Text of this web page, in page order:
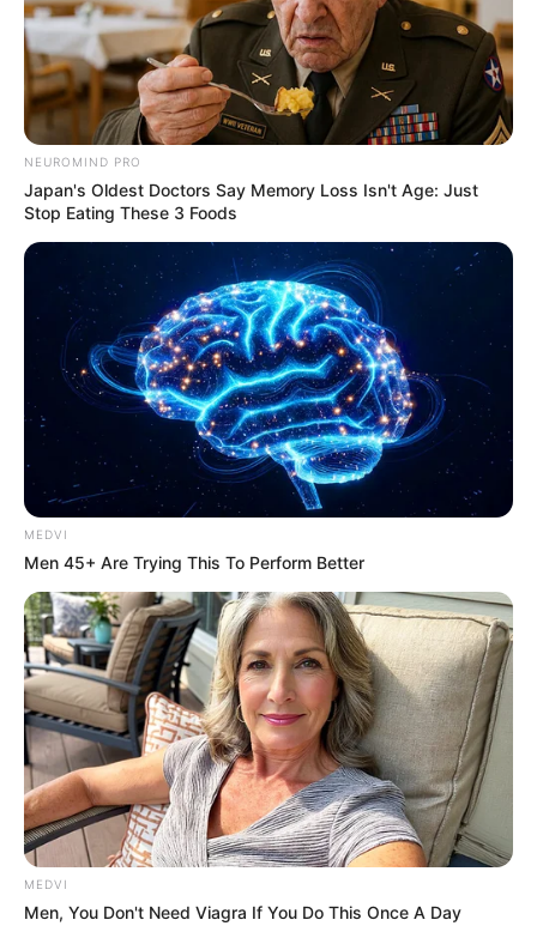
NEUROMIND PRO
Japan's Oldest Doctors Say Memory Loss Isn't Age: Just
Stop Eating These 3 Foods
MEDVI
Men 45+ Are Trying This To Perform Better
MEDVI
Men, You Don't Need Viagra If You Do This Once A Day